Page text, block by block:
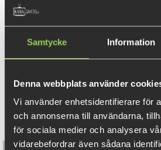
Samtycke Information
Denna webbplats använder
Vi använder enhetsidentifierare för
och annonserna till användarna,
för sociala medier och analysera
vidarebefordrar även sådana